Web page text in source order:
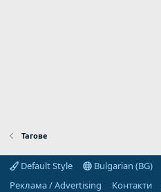
Тагове
Default Style
Bulgarian (BG)
Реклама / Advertising
Контакти